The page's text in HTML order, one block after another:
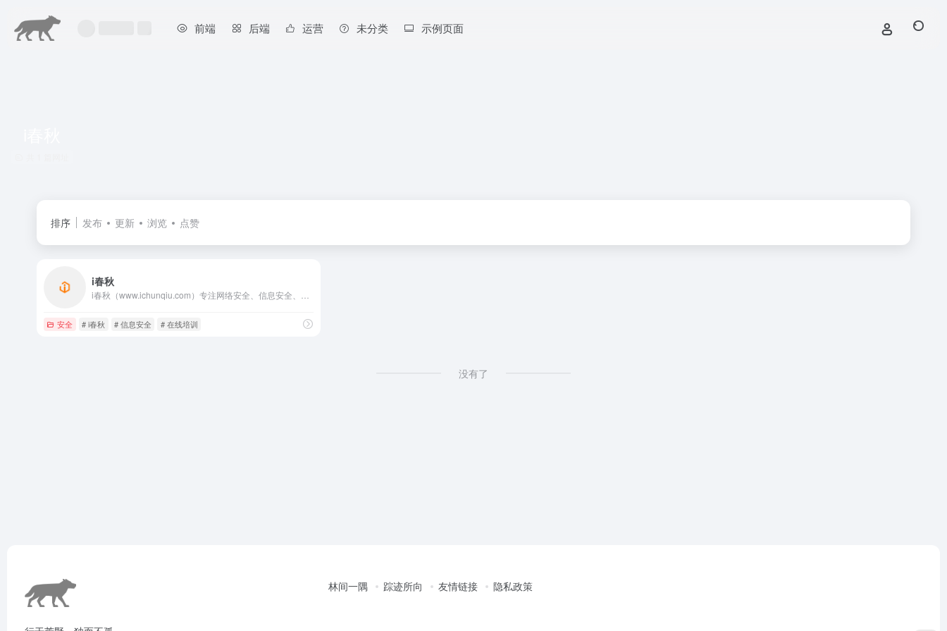
前端 后端 运营 未分类 示例页面
排序 发布 更新 浏览 点赞
i春秋
安全 # i春秋 # 信息安全 # 在线培训
没有了
林间一隅 踪迹所向 友情链接 隐私政策